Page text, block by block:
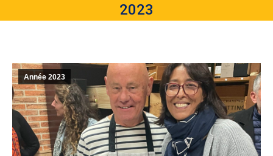
2023
Année 2023